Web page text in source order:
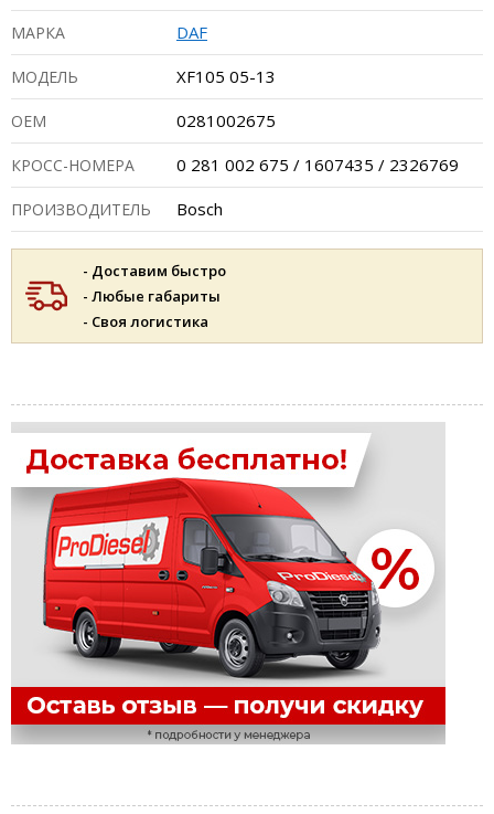
МАРКА DAF
МОДЕЛЬ XF105 05-13
ОЕМ 0281002675
КРОСС-НОМЕРА 0 281 002 675 / 1607435 / 2326769
ПРОИЗВОДИТЕЛЬ Bosch
- Доставим быстро
- Любые габариты
- Своя логистика